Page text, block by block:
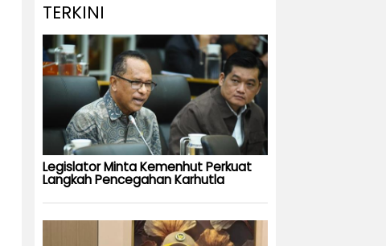
TERKINI
Legislator Minta Kemenhut Perkuat
Langkah Pencegahan Karhutla